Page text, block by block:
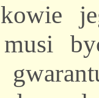
musi